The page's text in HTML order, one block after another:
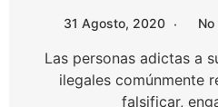
31 Agosto, 2020
Las personas adictas a
ilegales comúnmente
falsificar,